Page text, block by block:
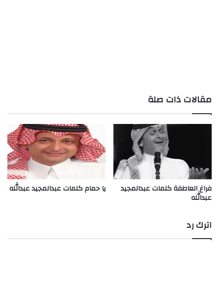
مقالات ذات صلة
فراغ العاطفة كلمات عبدالمجيد
عبدالله
يا حمام كلمات عبدالمجيد عبدالله
اترك رد